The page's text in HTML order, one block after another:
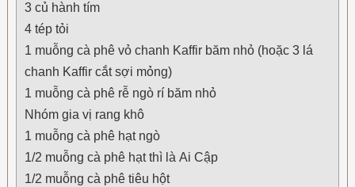
3 củ hành tím
4 tép tỏi
1 muỗng cà phê vỏ chanh Kaffir băm nhỏ (hoặc 3 lá
chanh Kaffir cắt sợi mỏng)
1 muỗng cà phê rễ ngò rí băm nhỏ
Nhóm gia vị rang khô
1 muỗng cà phê hạt ngò
1/2 muỗng cà phê hạt thì là Ai Cập
1/2 muỗng cà phê tiêu hột